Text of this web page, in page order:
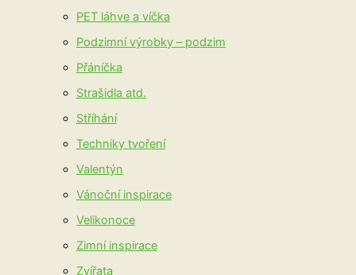
PET láhve a víčka
Podzimní výrobky – podzim
Přáníčka
Strašidla atd.
Stříhání
Techniky tvoření
Valentýn
Vánoční inspirace
Velikonoce
Zimní inspirace
Zvířata